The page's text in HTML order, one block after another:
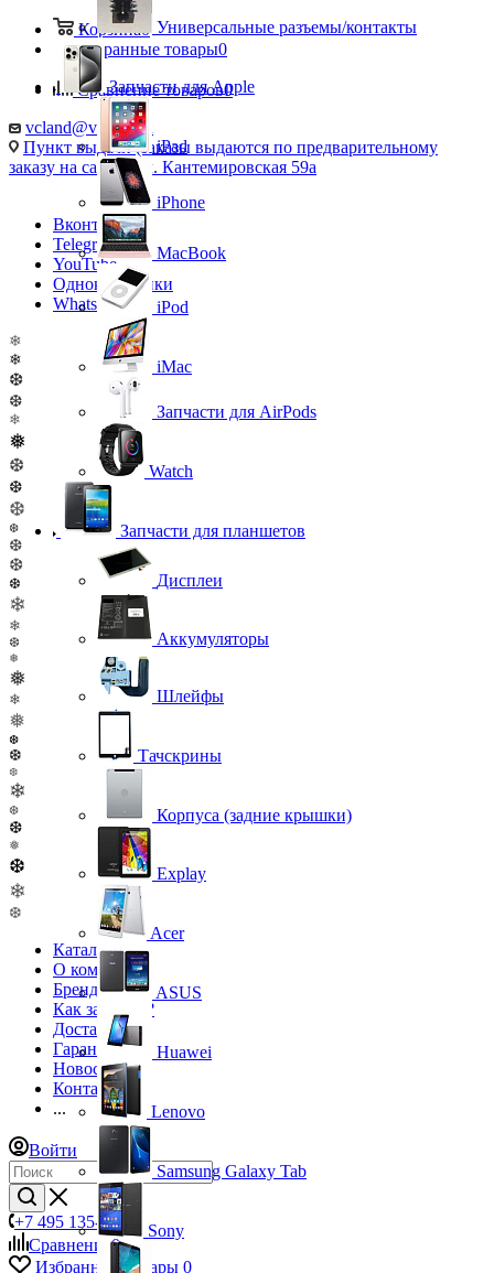
Корзина0
Избранные товары0
Сравнение товаров0
vcland@vcland.ru
Пункт выдачи (заказы выдаются по предварительному
заказу на сайте), ул. Кантемировская 59а
Вконтакте
Telegram
YouTube
Одноклассники
WhatsApp
❄
❄
❆
❆
❄
❅
❆
❆
❆
❆
❆
❆
❆
❄
❄
❆
❅
❅
❄
❅
❆
❆
❆
❄
❆
❆
❅
❆
❄
❆
Каталог
О компании
Бренды
Как заказать?
Доставка
Гарантия
Новости
Контакты
...
Войти
+7 495 135-39-43
Сравнение0
Избранные товары 0
Универсальные разъемы/контакты
Запчасти для Apple
iPad
iPhone
MacBook
iPod
iMac
Запчасти для AirPods
Watch
Запчасти для планшетов
Дисплеи
Аккумуляторы
Шлейфы
Тачскрины
Корпуса (задние крышки)
Explay
Acer
ASUS
Huawei
Lenovo
Samsung Galaxy Tab
Sony